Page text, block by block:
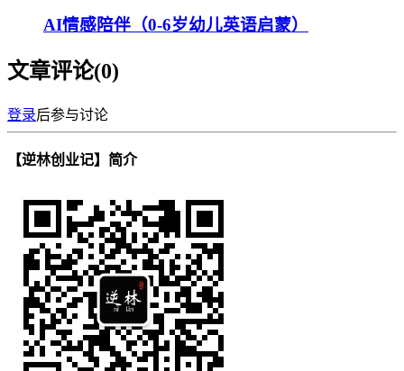
AI情感陪伴（0-6岁幼儿英语启蒙）
文章评论(0)
登录后参与讨论
【逆林创业记】简介